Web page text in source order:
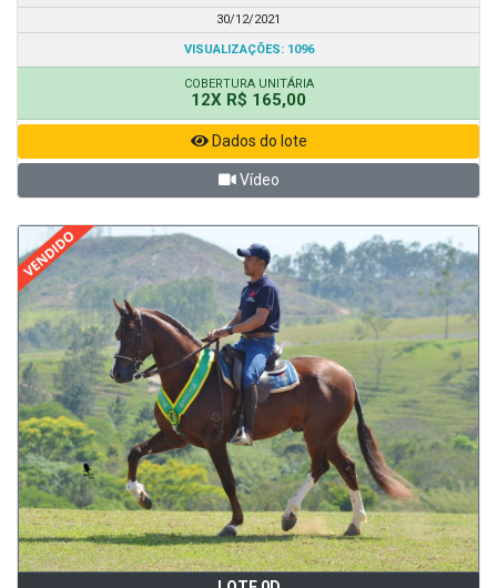
30/12/2021
VISUALIZAÇÕES: 1096
COBERTURA UNITÁRIA
12X R$ 165,00
Dados do lote
Vídeo